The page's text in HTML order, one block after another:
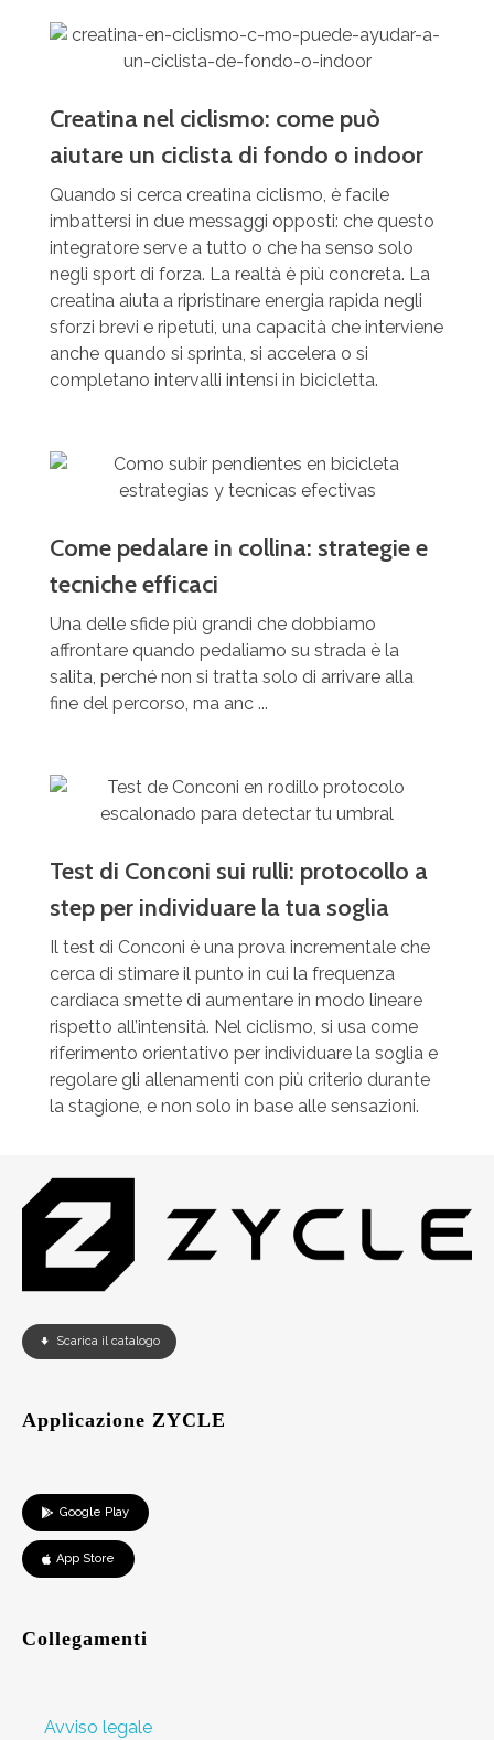
Creatina nel ciclismo: come può
aiutare un ciclista di fondo o indoor
Quando si cerca creatina ciclismo, è facile
imbattersi in due messaggi opposti: che questo
integratore serve a tutto o che ha senso solo
negli sport di forza. La realtà è più concreta. La
creatina aiuta a ripristinare energia rapida negli
sforzi brevi e ripetuti, una capacità che interviene
anche quando si sprinta, si accelera o si
completano intervalli intensi in bicicletta.
Come pedalare in collina: strategie e
tecniche efficaci
Una delle sfide più grandi che dobbiamo
affrontare quando pedaliamo su strada è la
salita, perché non si tratta solo di arrivare alla
fine del percorso, ma anc ...
Test di Conconi sui rulli: protocollo a
step per individuare la tua soglia
Il test di Conconi è una prova incrementale che
cerca di stimare il punto in cui la frequenza
cardiaca smette di aumentare in modo lineare
rispetto all’intensità. Nel ciclismo, si usa come
riferimento orientativo per individuare la soglia e
regolare gli allenamenti con più criterio durante
la stagione, e non solo in base alle sensazioni.
Scarica il catalogo
Applicazione ZYCLE
Google Play
App Store
Collegamenti
Avviso legale